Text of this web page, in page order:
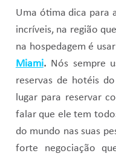
Uma ótima dica para
incríveis, na região
na hospedagem é
Miami. Nós sempre
reservas de hotéis
lugar para reservar
falar que ele tem
do mundo nas suas
forte negociação